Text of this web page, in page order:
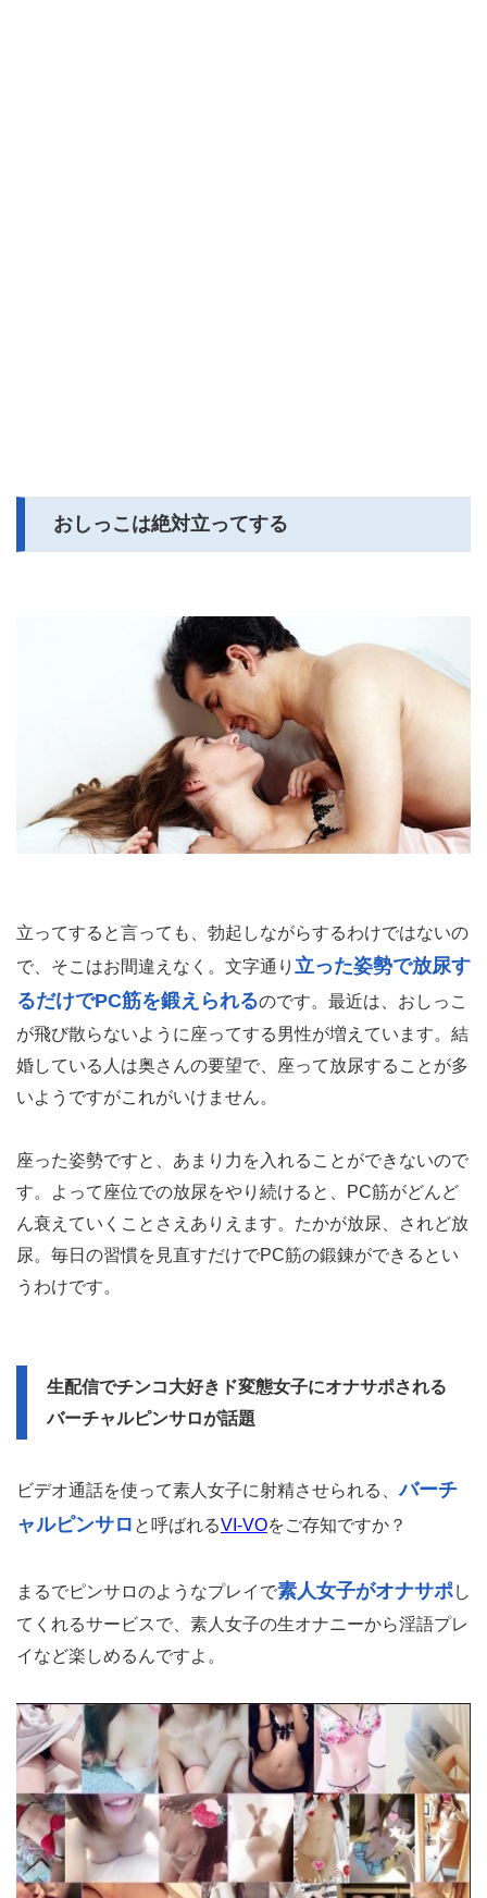
おしっこは絶対立ってする
立ってすると言っても、勃起しながらするわけではないの
で、そこはお間違えなく。文字通り 立った姿勢で放尿す
るだけでPC筋を鍛えられるのです。最近は、おしっこ
が飛び散らないように座ってする男性が増えています。結
婚している人は奥さんの要望で、座って放尿することが多
いようですがこれがいけません。
座った姿勢ですと、あまり力を入れることができないので
す。よって座位での放尿をやり続けると、PC筋がどんど
ん衰えていくことさえありえます。たかが放尿、されど放
尿。毎日の習慣を見直すだけでPC筋の鍛錬ができるとい
うわけです。
生配信でチンコ大好きド変態女子にオナサポされる
バーチャルピンサロが話題
ビデオ通話を使って素人女子に射精させられる、バーチ
ャルピンサロ と呼ばれるVI-VOをご存知ですか？
まるでピンサロのようなプレイで素人女子がオナサポし
てくれるサービスで、素人女子の生オナニーから淫語プレ
イなど楽しめるんですよ。